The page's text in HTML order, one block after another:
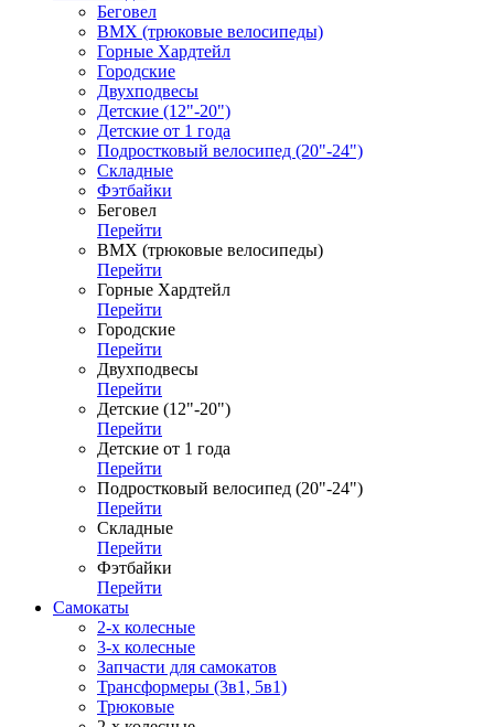
Беговел
ВМХ (трюковые велосипеды)
Горные Хардтейл
Городские
Двухподвесы
Детские (12"-20")
Детские от 1 года
Подростковый велосипед (20"-24")
Складные
Фэтбайки
Беговел
Перейти
ВМХ (трюковые велосипеды)
Перейти
Горные Хардтейл
Перейти
Городские
Перейти
Двухподвесы
Перейти
Детские (12"-20")
Перейти
Детские от 1 года
Перейти
Подростковый велосипед (20"-24")
Перейти
Складные
Перейти
Фэтбайки
Перейти
Самокаты
2-х колесные
3-х колесные
Запчасти для самокатов
Трансформеры (3в1, 5в1)
Трюковые